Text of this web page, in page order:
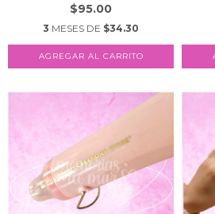
$95.00
3 MESES DE $34.30